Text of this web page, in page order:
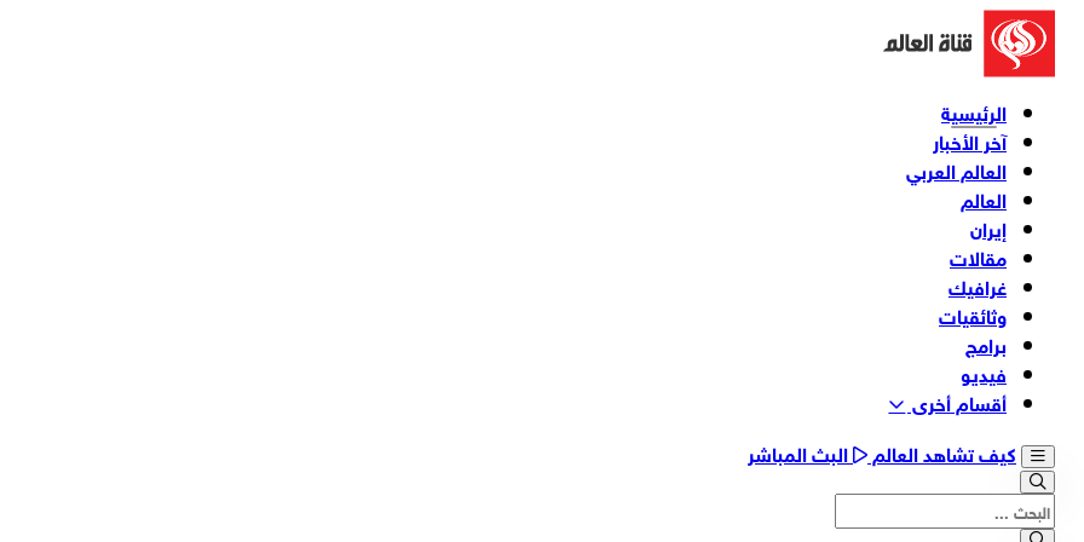
الرئيسية
آخر الأخبار
العالم العربي
العالم
إيران
مقالات
غرافيك
وثائقیات
برامج
فیدیو
أقسام أخری
كيف تشاهد العالم
البث المباشر